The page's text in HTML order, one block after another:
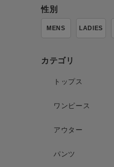
性別
MENS LADIES
カテゴリ
トップス
ワンピース
アウター
パンツ